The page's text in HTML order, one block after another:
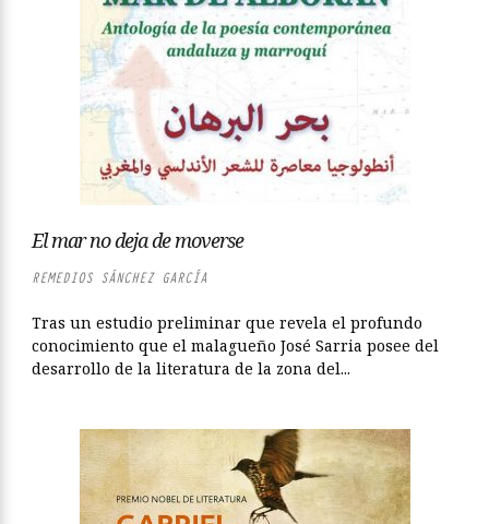
El mar no deja de moverse
REMEDIOS SÁNCHEZ GARCÍA
Tras un estudio preliminar que revela el profundo
conocimiento que el malagueño José Sarria posee del
desarrollo de la literatura de la zona del...